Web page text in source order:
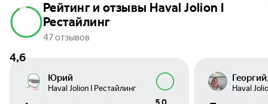
4,6
Рейтинг и отзывы Haval Jolion I
Рестайлинг
47 отзывов
Юрий
Haval Jolion I Рестайлинг
Haval